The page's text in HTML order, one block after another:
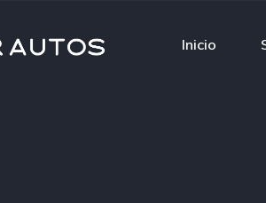
Inicio